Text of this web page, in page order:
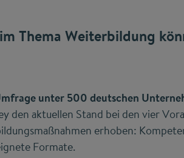
Thema Weiterbildung
unter 500 deutschen
den aktuellen Stand bei den vier
erhoben:
Formate.